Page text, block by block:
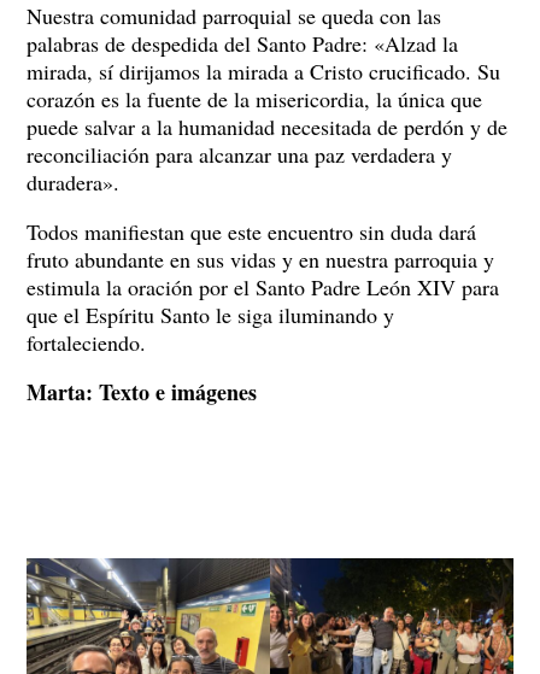
Nuestra comunidad parroquial se queda con las
palabras de despedida del Santo Padre: «Alzad la
mirada, sí dirijamos la mirada a Cristo crucificado. Su
corazón es la fuente de la misericordia, la única que
puede salvar a la humanidad necesitada de perdón y de
reconciliación para alcanzar una paz verdadera y
duradera».
Todos manifiestan que este encuentro sin duda dará
fruto abundante en sus vidas y en nuestra parroquia y
estimula la oración por el Santo Padre León XIV para
que el Espíritu Santo le siga iluminando y
fortaleciendo.
Marta: Texto e imágenes